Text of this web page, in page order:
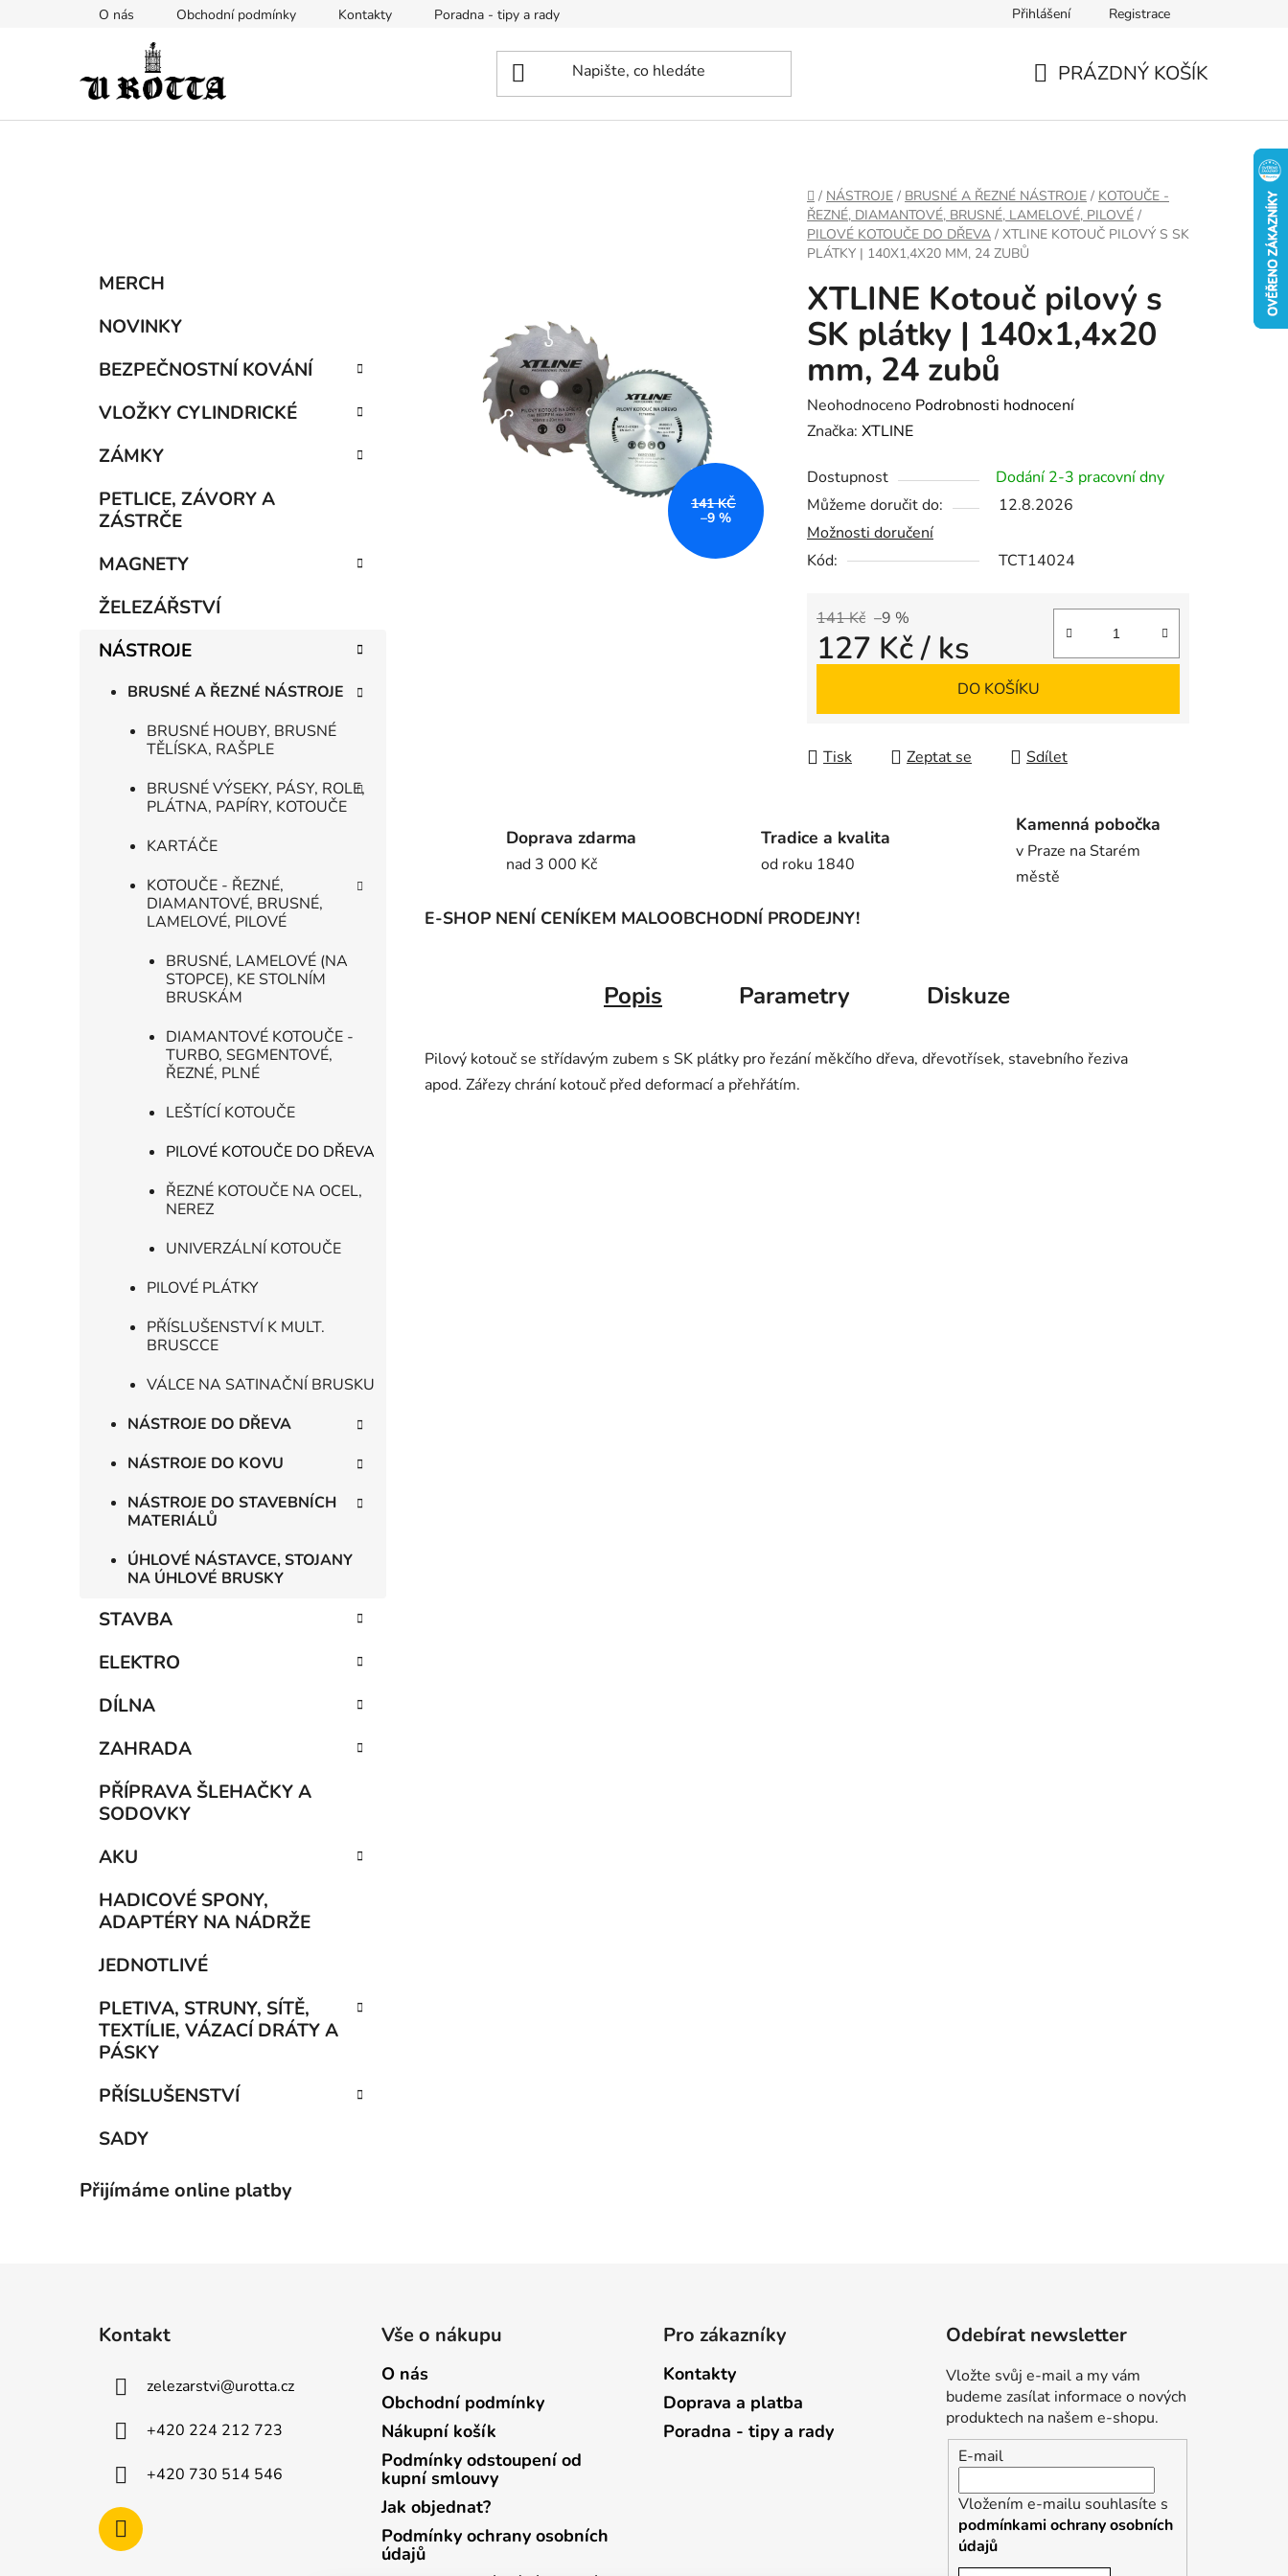
O nás Obchodní podmínky Kontakty Poradna - tipy a rady Přihlášení Registrace
PRÁZDNÝ KOŠÍK
DOMŮ
/ NÁSTROJE / BRUSNÉ A ŘEZNÉ NÁSTROJE / KOTOUČE -
ŘEZNÉ, DIAMANTOVÉ, BRUSNÉ, LAMELOVÉ, PILOVÉ /
PILOVÉ KOTOUČE DO DŘEVA / XTLINE KOTOUČ PILOVÝ S SK
PLÁTKY | 140X1,4X20 MM, 24 ZUBŮ
Přeskočit
kategorie
MERCH
NOVINKY
BEZPEČNOSTNÍ KOVÁNÍ
VLOŽKY CYLINDRICKÉ
ZÁMKY
PETLICE, ZÁVORY A
ZÁSTRČE
MAGNETY
ŽELEZÁŘSTVÍ
NÁSTROJE
BRUSNÉ A ŘEZNÉ NÁSTROJE
BRUSNÉ HOUBY, BRUSNÉ
TĚLÍSKA, RAŠPLE
BRUSNÉ VÝSEKY, PÁSY, ROLE,
PLÁTNA, PAPÍRY, KOTOUČE
KARTÁČE
KOTOUČE - ŘEZNÉ,
DIAMANTOVÉ, BRUSNÉ,
LAMELOVÉ, PILOVÉ
BRUSNÉ, LAMELOVÉ (NA
STOPCE), KE STOLNÍM
BRUSKÁM
DIAMANTOVÉ KOTOUČE -
TURBO, SEGMENTOVÉ,
ŘEZNÉ, PLNÉ
LEŠTÍCÍ KOTOUČE
PILOVÉ KOTOUČE DO DŘEVA
ŘEZNÉ KOTOUČE NA OCEL,
NEREZ
UNIVERZÁLNÍ KOTOUČE
PILOVÉ PLÁTKY
PŘÍSLUŠENSTVÍ K MULT.
BRUSCCE
VÁLCE NA SATINAČNÍ BRUSKU
NÁSTROJE DO DŘEVA
NÁSTROJE DO KOVU
NÁSTROJE DO STAVEBNÍCH
MATERIÁLŮ
ÚHLOVÉ NÁSTAVCE, STOJANY
NA ÚHLOVÉ BRUSKY
STAVBA
ELEKTRO
DÍLNA
ZAHRADA
PŘÍPRAVA ŠLEHAČKY A
SODOVKY
AKU
HADICOVÉ SPONY,
ADAPTÉRY NA NÁDRŽE
JEDNOTLIVÉ
PLETIVA, STRUNY, SÍTĚ,
TEXTÍLIE, VÁZACÍ DRÁTY A
PÁSKY
PŘÍSLUŠENSTVÍ
SADY
Přijímáme online platby
XTLINE Kotouč pilový s
SK plátky | 140x1,4x20
mm, 24 zubů
Průměrné
hodnocení
je
0,0
z
5
Neohodnoceno Podrobnosti hodnocení
Značka: XTLINE
Dostupnost
Dodání 2-3 pracovní dny
Můžeme doručit do:
12.8.2026
Možnosti doručení
Kód:
TCT14024
141 Kč –9 %
127 Kč/ ks
DO KOŠÍKU
Tisk Zeptat se Sdílet
141 KČ
–9 %
Doprava zdarma
nad 3 000 Kč
Tradice a kvalita
od roku 1840
Kamenná pobočka
v Praze na Starém
městě
E-SHOP NENÍ CENÍKEM MALOOBCHODNÍ PRODEJNY!
Popis Parametry Diskuze
Pilový kotouč se střídavým zubem s SK plátky pro řezání měkčího dřeva, dřevotřísek, stavebního řeziva
apod. Zářezy chrání kotouč před deformací a přehřátím.
Kontakt
zelezarstvi@urotta.cz
+420 224 212 723
+420 730 514 546
Vše o nákupu
O nás
Obchodní podmínky
Nákupní košík
Podmínky odstoupení od
kupní smlouvy
Jak objednat?
Podmínky ochrany osobních
údajů
Pro zákazníky
Kontakty
Doprava a platba
Poradna - tipy a rady
Odebírat newsletter
Vložte svůj e-mail a my vám
budeme zasílat informace o nových
produktech na našem e-shopu.
E-mail
Vložením e-mailu souhlasíte s
podmínkami ochrany osobních
údajů